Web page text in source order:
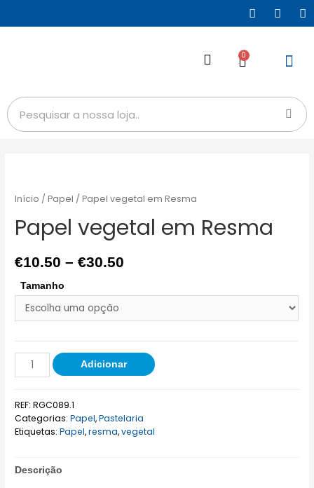
0
Início /Papel / Papel vegetal em Resma
Papel vegetal em Resma
€10.50 –€30.50
Tamanho
Adicionar
REF:RGC089.1
Categorias:Papel,Pastelaria
Etiquetas:Papel,resma,vegetal
Descrição